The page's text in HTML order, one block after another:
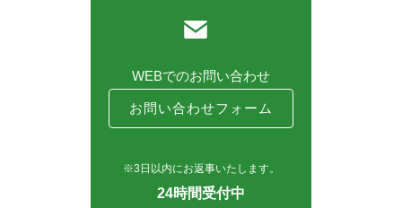
WEBでのお問い合わせ
お問い合わせフォーム
※3日以内にお返事いたします。
24時間受付中